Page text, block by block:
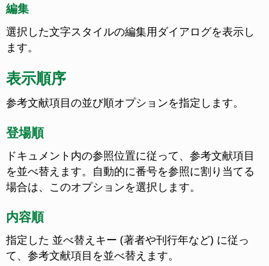
編集
選択した文字スタイルの編集用ダイアログを表示し
ます。
表示順序
参考文献項目の並び順オプションを指定します。
登場順
ドキュメント内の参照位置に従って、参考文献項目
を並べ替えます。 自動的に番号を参照に割り当てる
場合は、このオプションを選択します。
内容順
指定した 並べ替えキー (著者や刊行年など) に従っ
て、参考文献項目を並べ替えます。